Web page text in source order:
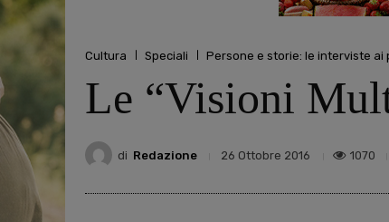
Cultura Speciali Persone e storie: le interviste
Le “Visioni
di Redazione 26 Ottobre 2016 1070